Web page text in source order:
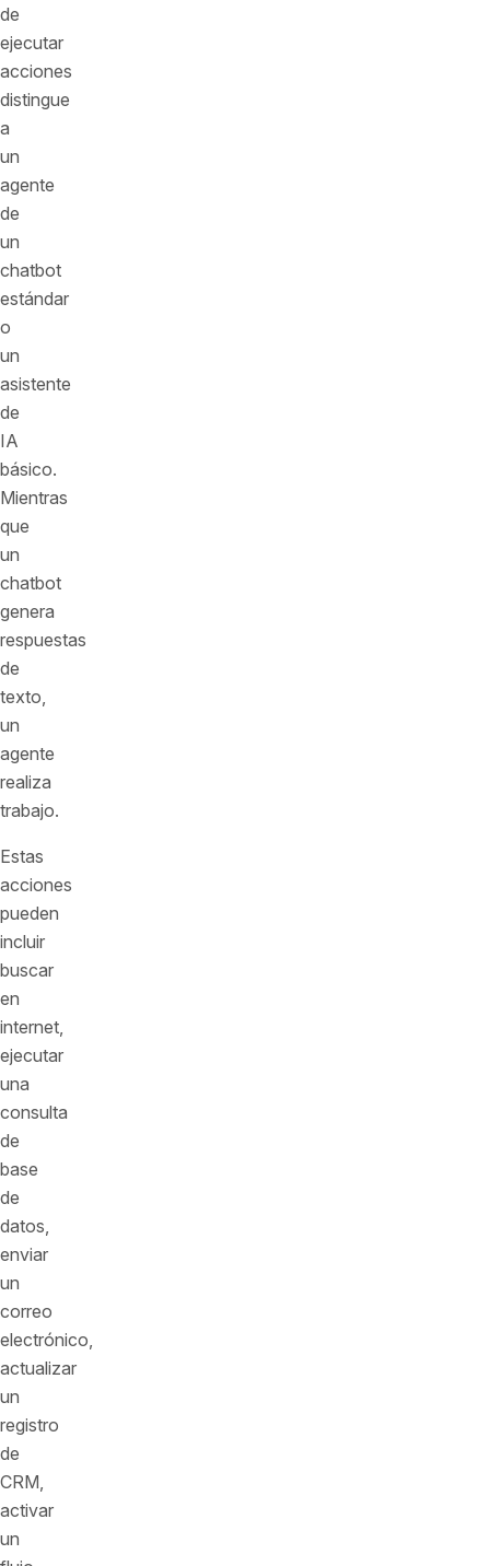
de
ejecutar
acciones
distingue
a
un
agente
de
un
chatbot
estándar
o
un
asistente
de
IA
básico.
Mientras
que
un
chatbot
genera
respuestas
de
texto,
un
agente
realiza
trabajo.
Estas
acciones
pueden
incluir
buscar
en
internet,
ejecutar
una
consulta
de
base
de
datos,
enviar
un
correo
electrónico,
actualizar
un
registro
de
CRM,
activar
un